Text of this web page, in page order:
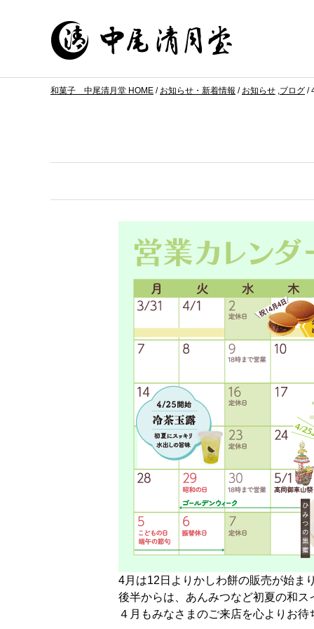
和菓子 中尾清月堂 HOME / お知らせ・新着情報 / お知らせ ,ブログ /
4月は12日よりかしわ餅の販売が始ま
後半からは、あんみつなど初夏の和ス
４月もみなさまのご来店を心よりお待